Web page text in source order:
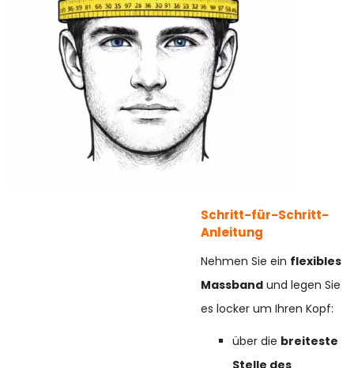
Schritt-für-Schritt-
Anleitung
Nehmen Sie ein flexibles
Massband und legen Sie
es locker um Ihren Kopf:
über die breiteste